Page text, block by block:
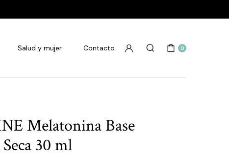
Salud y mujer Contacto 0
Melatonina Base
30 ml